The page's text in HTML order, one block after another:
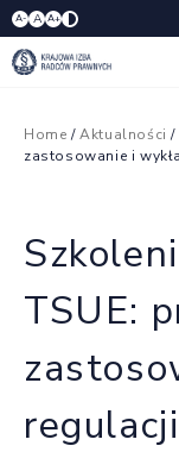
A- A A+
Home /Aktualności /
zastosowanie i
TSUE: